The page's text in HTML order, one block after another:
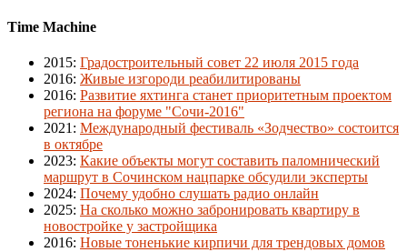
Time Machine
2015: Градостроительный совет 22 июля 2015 года
2016: Живые изгороди реабилитированы
2016: Развитие яхтинга станет приоритетным проектом
региона на форуме "Сочи-2016"
2021 : Международный фестиваль «Зодчество» состоится
в октябре
2023: Какие объекты могут составить паломнический
маршрут в Сочинском нацпарке обсудили эксперты
2024: Почему удобно слушать радио онлайн
2025: На сколько можно забронировать квартиру в
новостройке у застройщика
2016: Новые тоненькие кирпичи для трендовых домов